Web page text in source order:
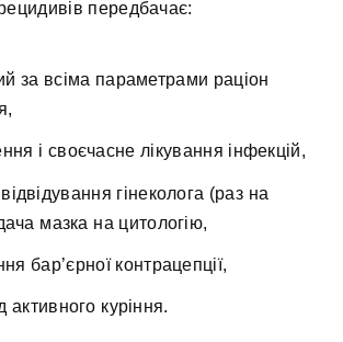
передбачає:
за всіма параметрами раціон
і своєчасне лікування інфекцій,
гінеколога (раз на
мазка на цитологію,
бар’єрної контрацепції,
активного куріння.